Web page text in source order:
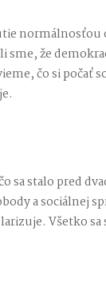
že
čo si počať
sa stalo pred
a sociálnej
Všetko sa